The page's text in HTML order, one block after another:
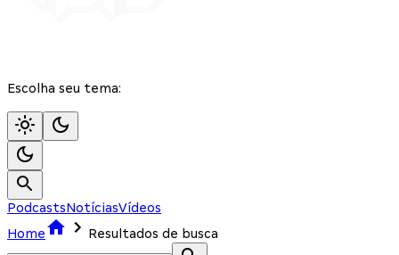
Escolha seu tema:
PodcastsNotíciasVídeos
Home
Resultados de busca